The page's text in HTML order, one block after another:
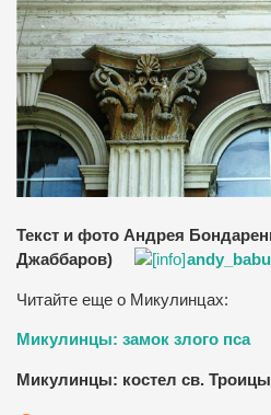
Текст и фото Андрея
Джаббаров)
Читайте еще о Микулинцах:
Микулинцы: замок злого пса
Микулинцы: костел св. Троицы